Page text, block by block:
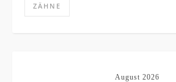
ZÄHNE
August 2026